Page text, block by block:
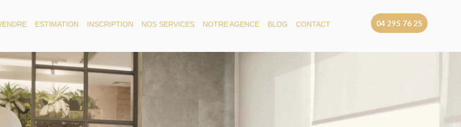
ESTIMATION INSCRIPTION NOS SERVICES NOTRE AGENCE BLOG CONTACT 04 295 76 25